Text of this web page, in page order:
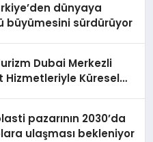
dünyaya
büyümesini sürdürüyor
Dubai Merkezli
Hizmetleriyle Küresel
pazarının 2030’da
ulaşması bekleniyor